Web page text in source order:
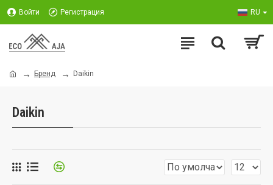
Войти Регистрация RU
Бренд Daikin
Daikin